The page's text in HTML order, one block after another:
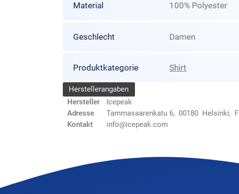
Material 100% Polyester
Geschlecht Damen
Produktkategorie Shirt
Herstellerangaben
Hersteller
Icepeak
Adresse
Tammasaarenkatu 6, 00180 Helsinki, FI
Kontakt
info@icepeak.com